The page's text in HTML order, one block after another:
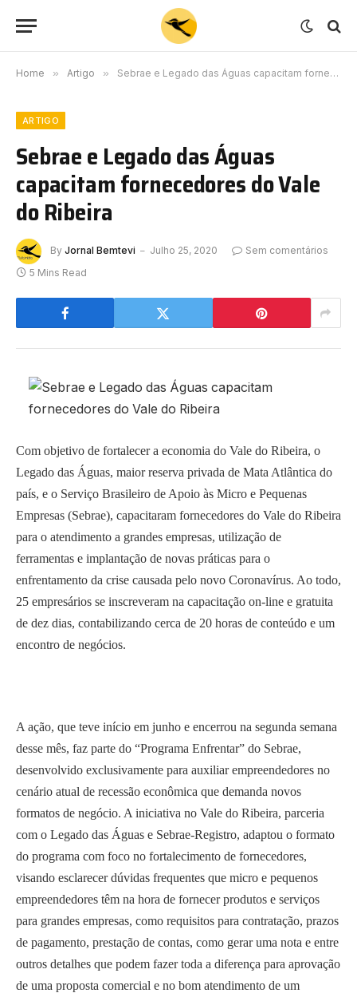
Home » Artigo » Sebrae e Legado das Águas capacitam fornecedores do Vale do Ribeira
ARTIGO
Sebrae e Legado das Águas
capacitam fornecedores do Vale
do Ribeira
By Jornal Bemtevi Julho 25, 2020
Sem comentários
5 Mins Read
Com objetivo de fortalecer a economia do Vale do Ribeira, o
Legado das Águas, maior reserva privada de Mata Atlântica do
país, e o Serviço Brasileiro de Apoio às Micro e Pequenas
Empresas (Sebrae), capacitaram fornecedores do Vale do Ribeira
para o atendimento a grandes empresas, utilização de
ferramentas e implantação de novas práticas para o
enfrentamento da crise causada pelo novo Coronavírus. Ao todo,
25 empresários se inscreveram na capacitação on-line e gratuita
de dez dias, contabilizando cerca de 20 horas de conteúdo e um
encontro de negócios.
A ação, que teve início em junho e encerrou na segunda semana
desse mês, faz parte do “Programa Enfrentar” do Sebrae,
desenvolvido exclusivamente para auxiliar empreendedores no
cenário atual de recessão econômica que demanda novos
formatos de negócio. A iniciativa no Vale do Ribeira, parceria
com o Legado das Águas e Sebrae-Registro, adaptou o formato
do programa com foco no fortalecimento de fornecedores,
visando esclarecer dúvidas frequentes que micro e pequenos
empreendedores têm na hora de fornecer produtos e serviços
para grandes empresas, como requisitos para contratação, prazos
de pagamento, prestação de contas, como gerar uma nota e entre
outros detalhes que podem fazer toda a diferença para aprovação
de uma proposta comercial e no bom atendimento de um